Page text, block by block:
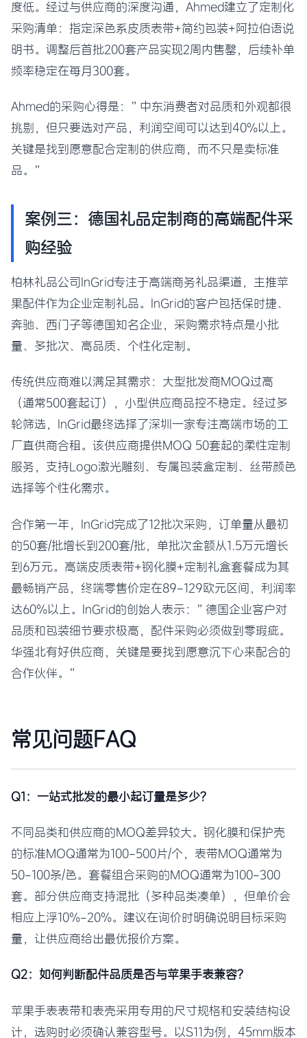
度低。经过与供应商的深度沟通，Ahmed建立了定制化
采购清单：指定深色系皮质表带+简约包装+阿拉伯语说
明书。调整后首批200套产品实现2周内售罄，后续补单
频率稳定在每月300套。
Ahmed的采购心得是：”中东消费者对品质和外观都很
挑剔，但只要选对产品，利润空间可以达到40%以上。
关键是找到愿意配合定制的供应商，而不只是卖标准
品。”
案例三：德国礼品定制商的高端配件采
购经验
柏林礼品公司InGrid专注于高端商务礼品渠道，主推苹
果配件作为企业定制礼品。InGrid的客户包括保时捷、
奔驰、西门子等德国知名企业，采购需求特点是小批
量、多批次、高品质、个性化定制。
传统供应商难以满足其需求：大型批发商MOQ过高
（通常500套起订），小型供应商品控不稳定。经过多
轮筛选，InGrid最终选择了深圳一家专注高端市场的工
厂直供商合租。该供应商提供MOQ 50套起的柔性定制
服务，支持Logo激光雕刻、专属包装盒定制、丝带颜色
选择等个性化需求。
合作第一年，InGrid完成了12批次采购，订单量从最初
的50套/批增长到200套/批，单批次金额从1.5万元增长
到6万元。高端皮质表带+钢化膜+定制礼盒套餐成为其
最畅销产品，终端零售价定在89-129欧元区间，利润率
达60%以上。InGrid的创始人表示：”德国企业客户对
品质和包装细节要求极高，配件采购必须做到零瑕疵。
华强北有好供应商，关键是要找到愿意沉下心来配合的
合作伙伴。”
常见问题FAQ
Q1：一站式批发的最小起订量是多少？
不同品类和供应商的MOQ差异较大。钢化膜和保护壳
的标准MOQ通常为100-500片/个，表带MOQ通常为
50-100条/色。套餐组合采购的MOQ通常为100-300
套。部分供应商支持混批（多种品类凑单），但单价会
相应上浮10%-20%。建议在询价时明确说明目标采购
量，让供应商给出最优报价方案。
Q2：如何判断配件品质是否与苹果手表兼容？
苹果手表表带和表壳采用专用的尺寸规格和安装结构设
计，选购时必须确认兼容型号。以S11为例，45mm版本